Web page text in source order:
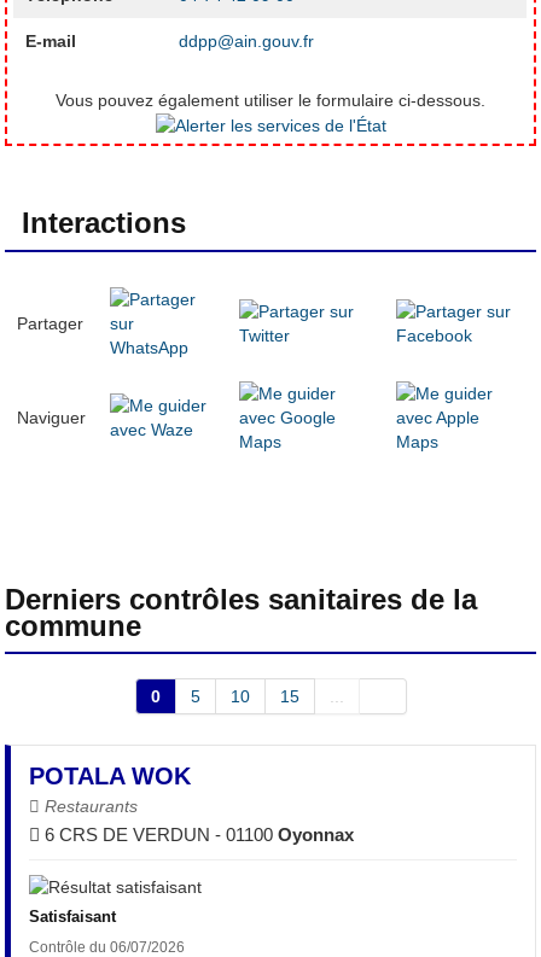
E-mail ddpp@ain.gouv.fr
Vous pouvez également utiliser le formulaire ci-dessous.
Interactions
Partager
Naviguer
Derniers contrôles sanitaires de la
commune
0 5 10 15 ...
POTALA WOK
Restaurants
6 CRS DE VERDUN - 01100Oyonnax
Satisfaisant
Contrôle du 06/07/2026